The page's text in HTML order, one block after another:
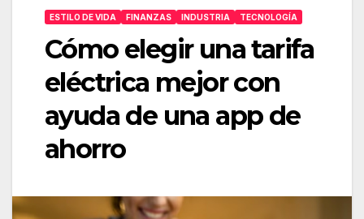
ESTILO DE VIDA FINANZAS INDUSTRIA TECNOLOGÍA
Cómo elegir una tarifa
eléctrica mejor con
ayuda de una app de
ahorro